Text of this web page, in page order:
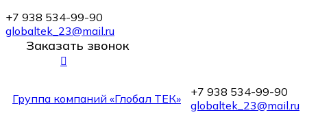
+7 938 534-99-90
globaltek_23@mail.ru
Заказать звонок
Группа компаний «Глобал ТЕК»
+7 938 534-99-90
globaltek_23@mail.ru